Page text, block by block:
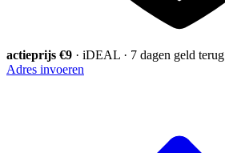
actieprijs €9 · iDEAL · 7 dagen geld terug
Adres invoeren